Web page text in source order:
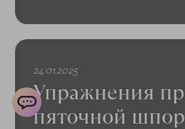
24.01.2025
Упражнения
пяточной
ChatApp